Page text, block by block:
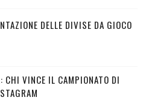
DELLE DIVISE DA GIOCO
CHI VINCE IL CAMPIONATO DI